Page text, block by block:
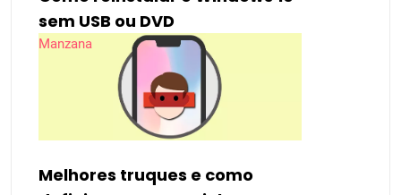
sem USB ou DVD
Manzana
Melhores truques e como